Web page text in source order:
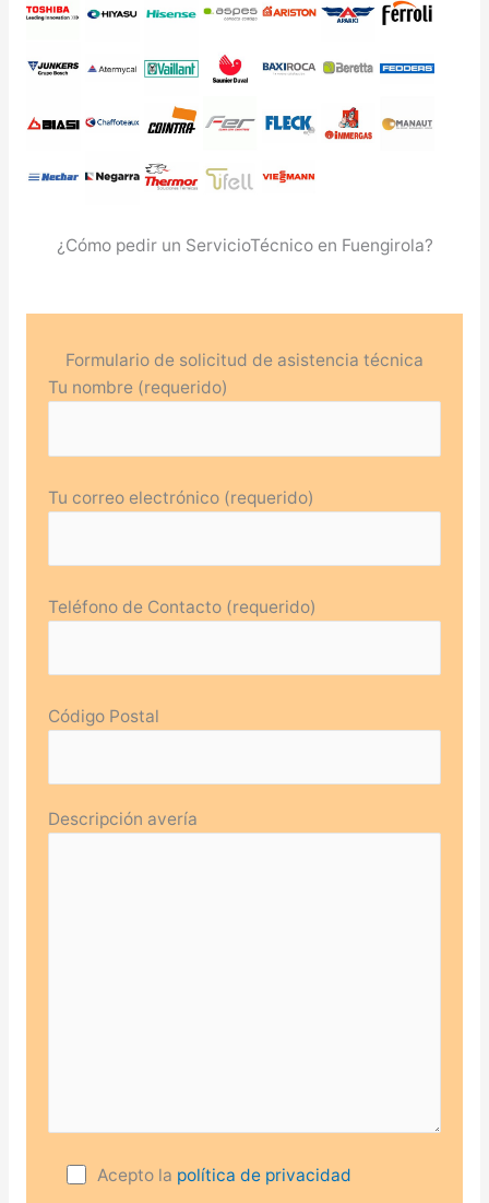
¿Cómo pedir un ServicioTécnico en Fuengirola?
Formulario de solicitud de asistencia técnica
Tu nombre (requerido)
Tu correo electrónico (requerido)
Teléfono de Contacto (requerido)
Código Postal
Descripción avería
Acepto la política de privacidad